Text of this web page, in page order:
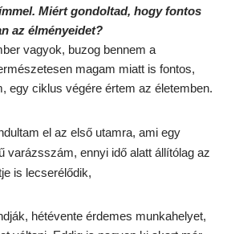
Miért gondoltad, hogy fontos
az élményeidet?
vagyok, buzog bennem a
magam miatt is fontos,
egy ciklus végére értem az életemben.
el az első utamra, ami egy
varázsszám, ennyi idő alatt állítólag az
is lecserélődik,
hétévente érdemes munkahelyet,